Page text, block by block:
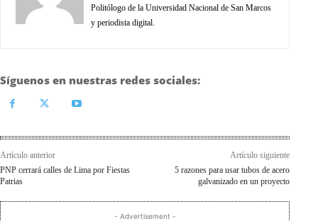
Politólogo de la Universidad Nacional de San Marcos
y periodista digital.
Síguenos en nuestras redes sociales:
Artículo anterior
PNP cerrará calles de Lima por Fiestas
Patrias
Artículo siguiente
5 razones para usar tubos de acero
galvanizado en un proyecto
- Advertisement -